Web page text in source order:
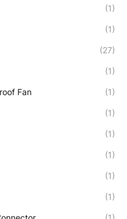
(1)
(1)
(27)
(1)
Fan (1)
(1)
(1)
(1)
(1)
(1)